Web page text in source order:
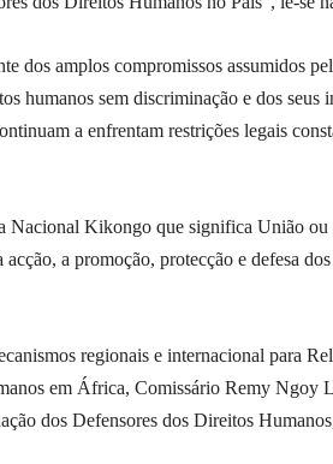
dos amplos compromissos assumidos
humanos sem discriminação e dos seus
a enfrentam restrições legais
Nacional Kikongo que significa União ou
a promoção, protecção e defesa
regionais e internacional para
em África, Comissário Remy Ngoy
dos Defensores dos Direitos